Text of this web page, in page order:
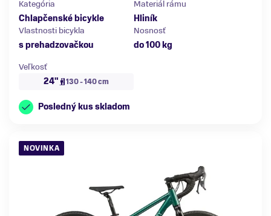
Kategória
Chlapčenské bicykle
Materiál rámu
Hliník
Vlastnosti bicykla
s prehadzovačkou
Nosnosť
do 100 kg
Veľkosť
24"
130 - 140 cm
Posledný kus skladom
NOVINKA